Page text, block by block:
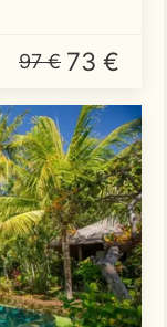
97 € 73 €